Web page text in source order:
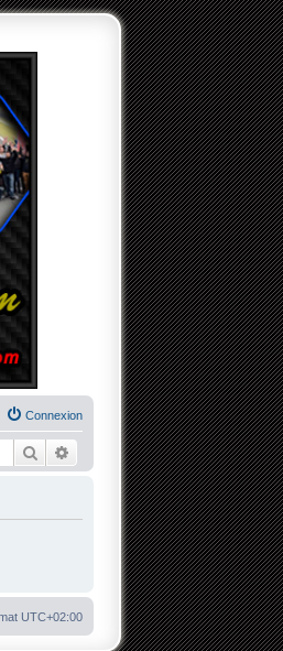
Connexion
RechercherRecherche avancée
UTC+02:00